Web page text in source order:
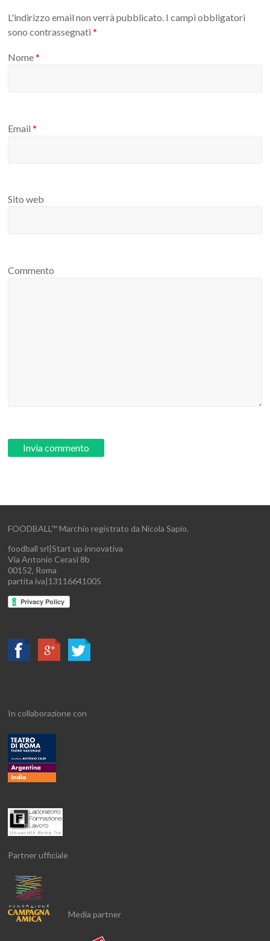
L'indirizzo email non verrà pubblicato. I campi obbligatori
sono contrassegnati*
Nome*
Email*
Sito web
Commento
FOODBALL™ Marchio registrato da Nicola Sapio.
foodball srl|Start up innovativa
Via Antonio Cerasi 8b
00152, Roma
partita iva|13116641005
In collaborazione con
Partner ufficiale
Media partner